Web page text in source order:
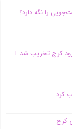
را نگه دارد؟
کرج تخریب شد +